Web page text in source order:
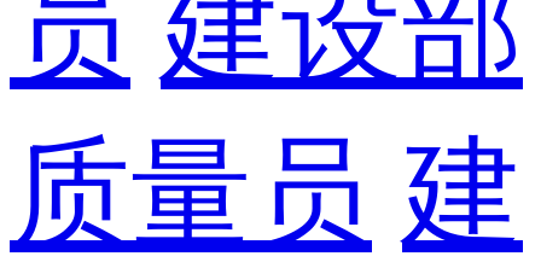
员 建设部
质量员 建